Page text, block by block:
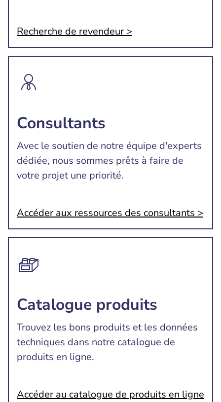
Recherche de revendeur >
Consultants
Avec le soutien de notre équipe d'experts
dédiée, nous sommes prêts à faire de
votre projet une priorité.
Accéder aux ressources des consultants >
Catalogue produits
Trouvez les bons produits et les données
techniques dans notre catalogue de
produits en ligne.
Accéder au catalogue de produits en ligne